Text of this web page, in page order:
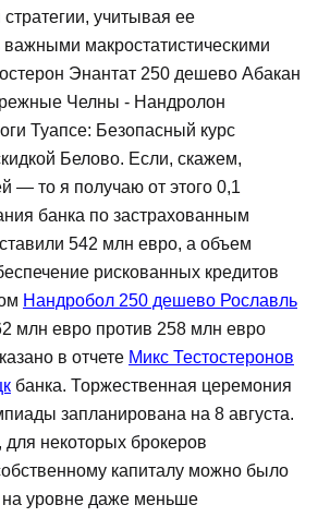
учитывая ее
макростатистическими
Энантат 250 дешево Абакан
Челны - Нандролон
Туапсе: Безопасный курс
Белово. Если, скажем,
— то я получаю от этого 0,1
банка по застрахованным
542 млн евро, а объем
рискованных кредитов
Нандробол 250 дешево Рославль
млн евро против 258 млн евро
в отчете Микс Тестостеронов
банка. Торжественная церемония
запланирована на 8 августа.
для некоторых брокеров
капиталу можно было
на уровне даже меньше